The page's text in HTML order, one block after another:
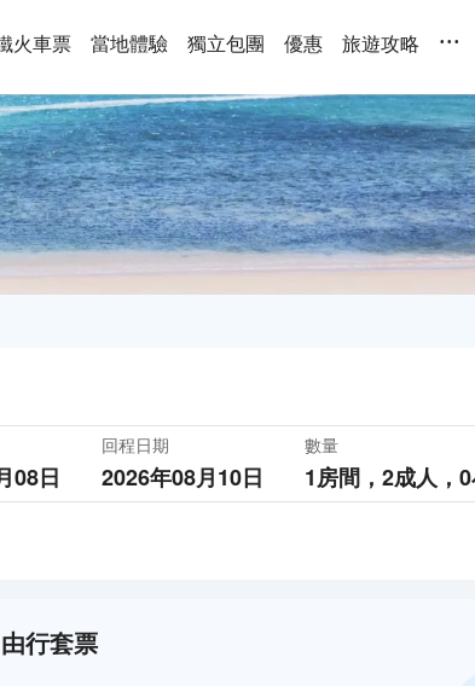
火車票 當地體驗 獨立包團 優惠 旅遊攻略 ...
08日
回程日期
2026年08月10日
數量
1房間， 2成人， 0
行套票